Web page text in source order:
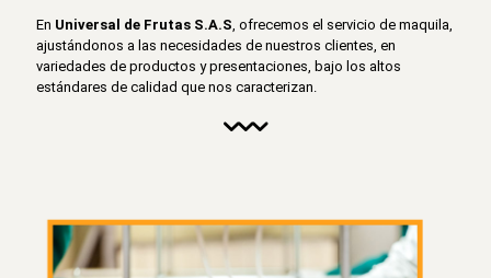
En Universal de Frutas S.A.S, ofrecemos el servicio de maquila,
ajustándonos a las necesidades de nuestros clientes, en
variedades de productos y presentaciones, bajo los altos
estándares de calidad que nos caracterizan.